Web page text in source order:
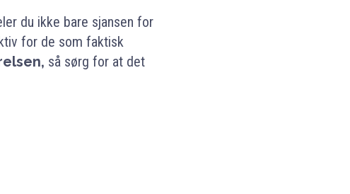
du ikke bare sjansen for
for de som faktisk
så sørg for at det